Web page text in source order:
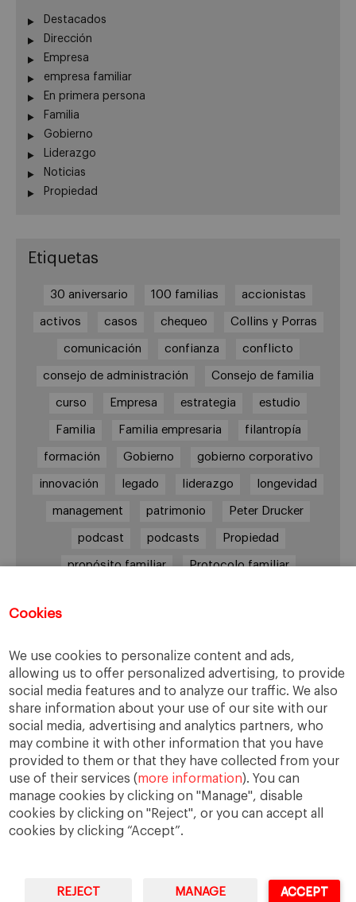
Cookies
We use cookies to personalize content and ads,
allowing us to offer personalized advertising, to provide
social media features and to analyze our traffic. We also
share information about your use of our site with our
social media, advertising and analytics partners, who
may combine it with other information that you have
provided to them or that they have collected from your
use of their services (more information). You can
manage cookies by clicking on "Manage", disable
cookies by clicking on "Reject", or you can accept all
cookies by clicking “Accept”.
REJECT MANAGE ACCEPT
Destacados
Dirección
Empresa
empresa familiar
En primera persona
Familia
Gobierno
Liderazgo
Noticias
Propiedad
Etiquetas
30 aniversario 100 familias accionistas
activos casos chequeo Collins y Porras
comunicación confianza conflicto
consejo de administración Consejo de familia
curso Empresa estrategia estudio
Familia Familia empresaria filantropía
formación Gobierno gobierno corporativo
innovación legado liderazgo longevidad
management patrimonio Peter Drucker
podcast podcasts Propiedad
propósito familiar Protocolo familiar
salud
toma de decisiones valores virtudes
Enlaces
Cátedra de Empresa Familiar
IESE Insight